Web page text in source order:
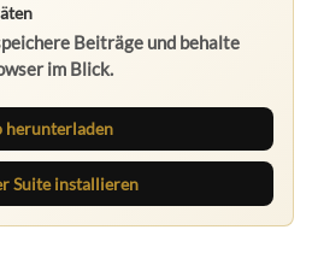
Beiträge und behalte
im Blick.
herunterladen
Suite installieren